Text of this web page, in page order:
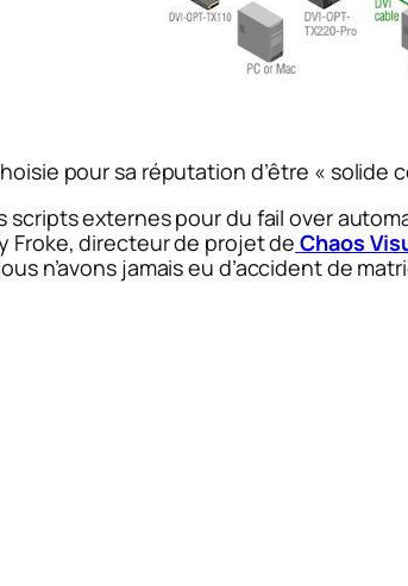
pour sa réputation d’être « solide
scripts externes pour du fail over
Froke, directeur de projet de Chaos
n’avons jamais eu d’accident de